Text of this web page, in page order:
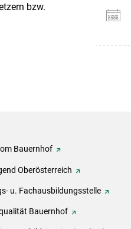
bzw.
Bauernhof
Oberösterreich
u. Fachausbildungsstelle
Bauernhof